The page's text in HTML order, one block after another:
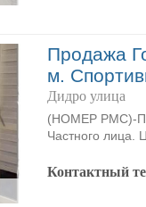
Продажа
м.
Дидро улица
(НОМЕР PMC)-
Частного лица.
Контактный